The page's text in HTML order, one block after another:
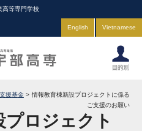
等専門学校
English Vietnamese
援基金
情報教育棟新設プロジェクトに係る
ご支援のお願い
プロジェクト